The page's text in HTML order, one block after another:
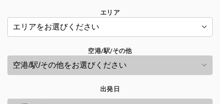
エリア
空港/駅/その他
出発日